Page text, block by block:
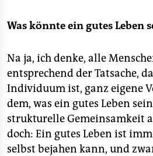
Was könnte ein gutes Leben
Na ja, ich denke, alle
entsprechend der Tatsache,
Individuum ist, ganz eigene
dem, was ein gutes Leben
strukturelle Gemeinsamkeit
doch: Ein gutes Leben ist
selbst bejahen kann, und